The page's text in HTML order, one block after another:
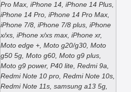
Pro Max, iPhone 14, iPhone 14 Plus,
iPhone 14 Pro, iPhone 14 Pro Max,
iPhone 7/8, iPhone 7/8 plus, iPhone
x/xs, iPhone x/xs max, iPhone xr,
Moto edge +, Moto g20/g30, Moto
g50 5g, Moto g60, Moto g9 plus,
Moto g9 power, P40 lite, Redmi 9a,
Redmi Note 10 pro, Redmi Note 10s,
Redmi Note 11s, samsung a13 5g,